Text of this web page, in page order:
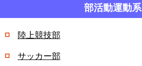
部活動運動系
陸上競技部
サッカー部